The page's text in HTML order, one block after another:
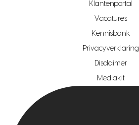
makelaar regio zoetermeer
hypotheekshop regio den haag
hypotheekshop regio rotterdam
Klantenportal
Vacatures
Kennisbank
Privacyverklaring
Disclaimer
Mediakit